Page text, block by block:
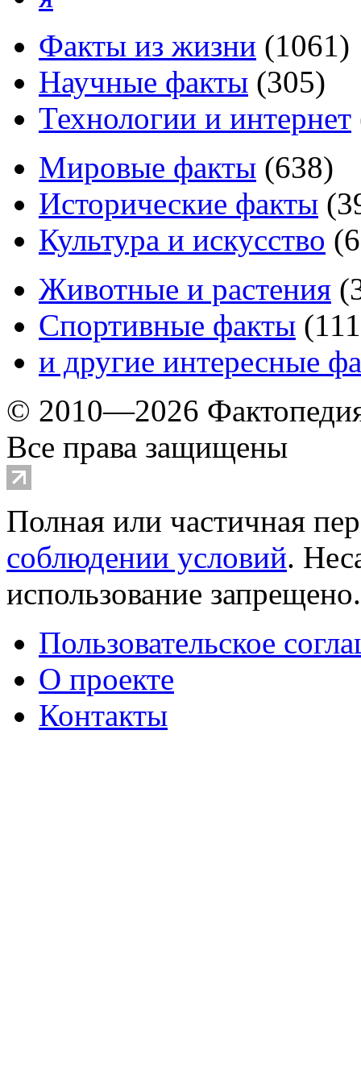
Факты из жизни (1061)
Научные факты (305)
Технологии и интернет
Мировые факты (638)
Исторические факты (
Культура и искусство (
Животные и растения (
Спортивные факты (111
и другие интересные
© 2010—2026
Все права защищены
Полная или частичная
соблюдении условий.
использование
Пользовательское
О проекте
Контакты